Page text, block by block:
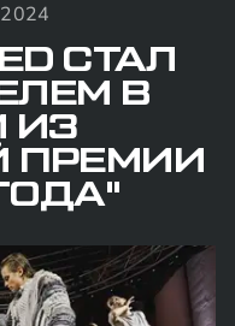
СТАЛ
В
ИЗ
ПРЕМИИ